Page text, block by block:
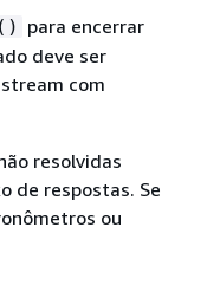
para encerrar
deve ser
com
resolvidas
de respostas. Se
ou